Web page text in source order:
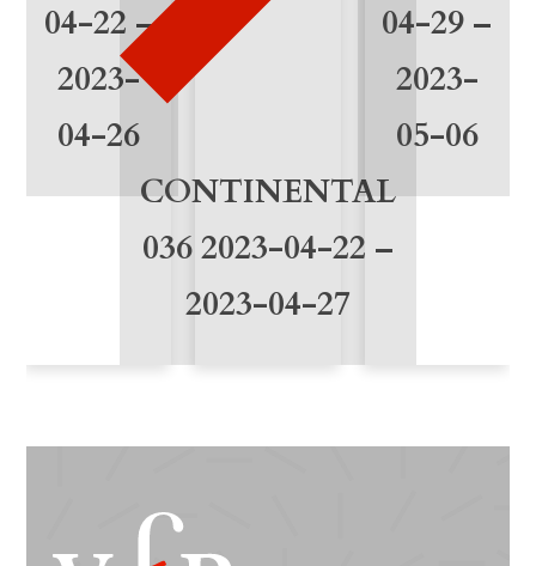
04-22 –
2023-
04-26
CONTINENTAL
036 2023-04-22 –
2023-04-27
04-29 –
2023-
05-06